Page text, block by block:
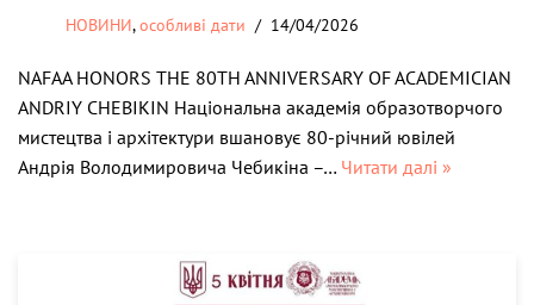
НОВИНИ,особливі дати 14/04/2026
NAFAA HONORS THE 80TH ANNIVERSARY OF ACADEMICIAN
ANDRIY CHEBIKIN Національна академія образотворчого
мистецтва і архітектури вшановує 80-річний ювілей
Андрія Володимировича Чебикіна –… Читати далі »